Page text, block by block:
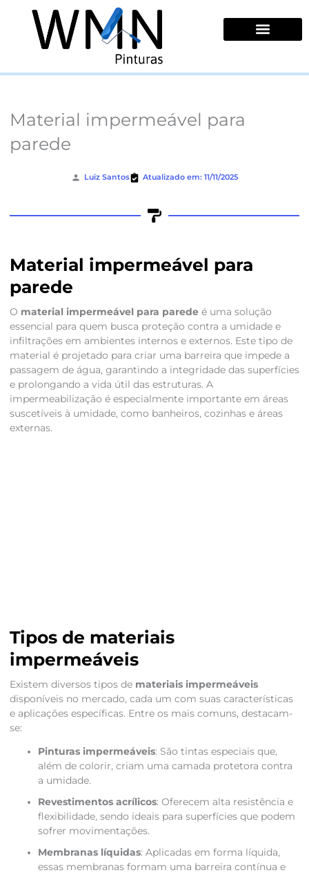
conteúdo
Material impermeável para
parede
Luiz Santos Atualizado em: 11/11/2025
Material impermeável para
parede
O material impermeável para paredeé uma solução
essencial para quem busca proteção contra a umidade e
infiltrações em ambientes internos e externos. Este tipo de
material é projetado para criar uma barreira que impede a
passagem de água, garantindo a integridade das superfícies
e prolongando a vida útil das estruturas. A
impermeabilização é especialmente importante em áreas
suscetíveis à umidade, como banheiros, cozinhas e áreas
externas.
Tipos de materiais
impermeáveis
Existem diversos tipos de materiais impermeáveis
disponíveis no mercado, cada um com suas características
e aplicações específicas. Entre os mais comuns, destacam-
se:
Pinturas impermeáveis: São tintas especiais que,
além de colorir, criam uma camada protetora contra
a umidade.
Revestimentos acrílicos: Oferecem alta resistência e
flexibilidade, sendo ideais para superfícies que podem
sofrer movimentações.
Membranas líquidas: Aplicadas em forma líquida,
essas membranas formam uma barreira contínua e